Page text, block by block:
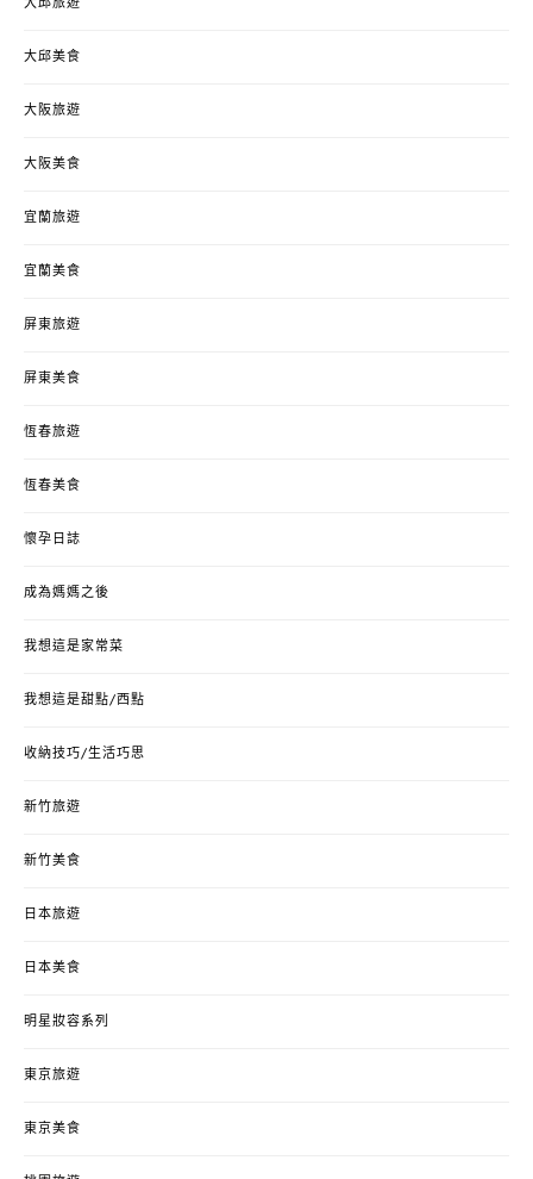
大邱旅遊
大邱美食
大阪旅遊
大阪美食
宜蘭旅遊
宜蘭美食
屏東旅遊
屏東美食
恆春旅遊
恆春美食
懷孕日誌
成為媽媽之後
我想這是家常菜
我想這是甜點/西點
收納技巧/生活巧思
新竹旅遊
新竹美食
日本旅遊
日本美食
明星妝容系列
東京旅遊
東京美食